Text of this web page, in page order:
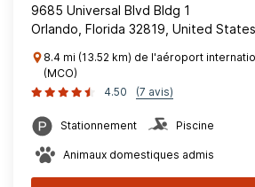
9685 Universal Blvd Bldg 1
Orlando, Florida 32819, United States
8.4 mi (13.52 km) de l'aéroport
(MCO)
4.50
(7 avis)
Stationnement Piscine
Animaux domestiques admis